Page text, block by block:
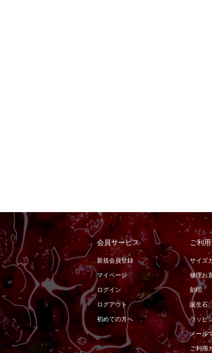
会員サービス
新規会員登録
マイページ
ログイン
ログアウト
初めての方へ
ご利
サイズ
修理お
刻印
誕生石
ラッピ
メール
ご利用